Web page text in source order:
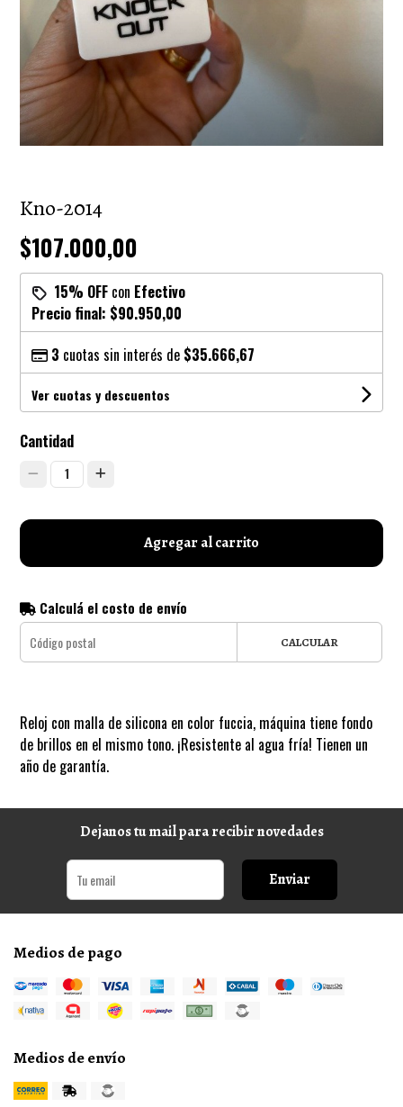
Kno-2014
$107.000,00
15% OFF con Efectivo
Precio final: $90.950,00
3 cuotas sin interés de $35.666,67
Ver cuotas y descuentos
Cantidad
1
Agregar al carrito
Calculá el costo de envío
CALCULAR
Reloj con malla de silicona en color fuccia, máquina tiene fondo
de brillos en el mismo tono. ¡Resistente al agua fría! Tienen un
año de garantía.
Dejanos tu mail para recibir novedades
Enviar
Medios de pago
Medios de envío